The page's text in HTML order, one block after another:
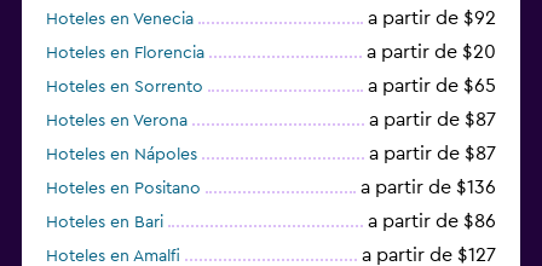
Hoteles en Venecia a partir de $92
Hoteles en Florencia a partir de $20
Hoteles en Sorrento a partir de $65
Hoteles en Verona a partir de $87
Hoteles en Nápoles a partir de $87
Hoteles en Positano a partir de $136
Hoteles en Bari a partir de $86
Hoteles en Amalfi a partir de $127